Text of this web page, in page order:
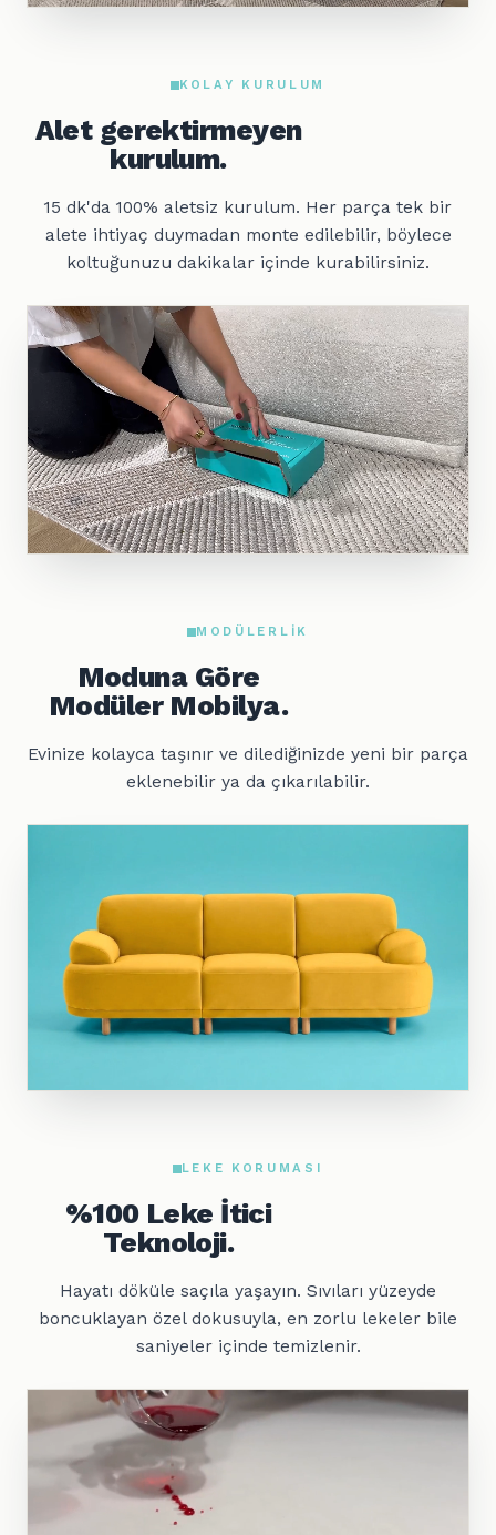
KOLAY KURULUM
Alet gerektirmeyen
kurulum.
15 dk'da 100% aletsiz kurulum. Her parça tek bir
alete ihtiyaç duymadan monte edilebilir, böylece
koltuğunuzu dakikalar içinde kurabilirsiniz.
MODÜLERLIK
Moduna Göre
Modüler Mobilya.
Evinize kolayca taşınır ve dilediğinizde yeni bir parça
eklenebilir ya da çıkarılabilir.
LEKE KORUMASI
%100 Leke İtici
Teknoloji.
Hayatı döküle saçıla yaşayın. Sıvıları yüzeyde
boncuklayan özel dokusuyla, en zorlu lekeler bile
saniyeler içinde temizlenir.